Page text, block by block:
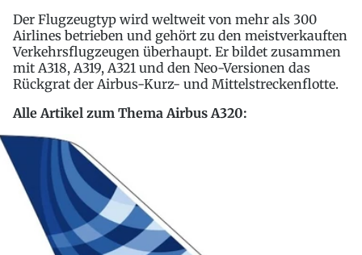
Der Flugzeugtyp wird weltweit von mehr als 300
Airlines betrieben und gehört zu den meistverkauften
Verkehrsflugzeugen überhaupt. Er bildet zusammen
mit A318, A319, A321 und den Neo-Versionen das
Rückgrat der Airbus-Kurz- und Mittelstreckenflotte.
Alle Artikel zum Thema Airbus A320: